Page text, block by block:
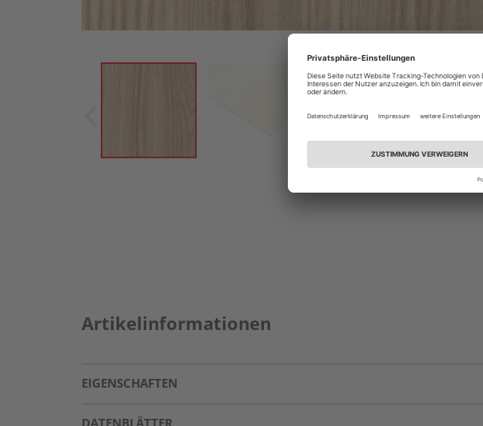
Artikelinformationen
EIGENSCHAFTEN
DATENBLÄTTER